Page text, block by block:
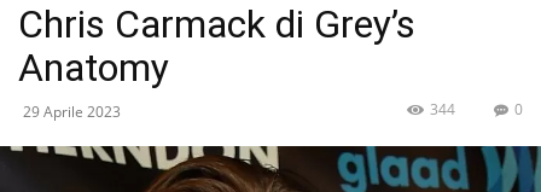
Chris Carmack di Grey’s
Anatomy
29 Aprile 2023 0
344